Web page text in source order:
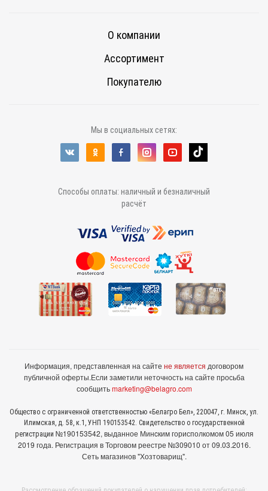
О компании
Ассортимент
Покупателю
Мы в социальных сетях:
Способы оплаты: наличный и безналичный
расчёт
Информация, представленная на сайте не является договором
публичной оферты.Если заметили неточность на сайте просьба
сообщитьmarketing@belagro.com
Общество с ограниченной ответственностью «Белагро Бел», 220047, г. Минск, ул.
Илимская, д. 58, к.1, УНП 190153542. Свидетельство о государственной
регистрации №190153542, выданное Минcким горисполкомом 05 июля
2019 года. Регистрация в Торговом реестре №309010 от 09.03.2016.
Сеть магазинов "Хозтоварищ".